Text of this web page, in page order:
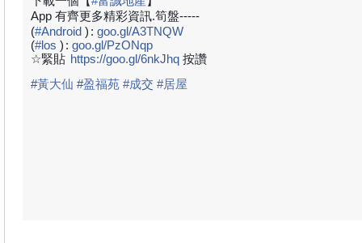
App 有齊更多精彩資訊.筍盤-----
(#Android ) : goo.gl/A3TNQW
(#los ) : goo.gl/PzONqp
☆緊貼 https://goo.gl/6nkJhq 按讚
#黃大仙 #盈福苑 #成交 #居屋